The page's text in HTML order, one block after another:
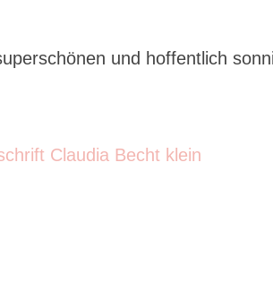
und hoffentlich